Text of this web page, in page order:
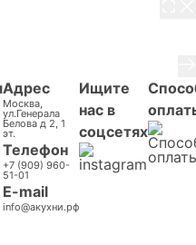
Адрес
Москва,
ул.Генерала
Белова д 2, 1
эт.
Телефон
+7 (909) 960-
51-01
E-mail
info@акухни.рф
Ищите
нас в
соцсетях